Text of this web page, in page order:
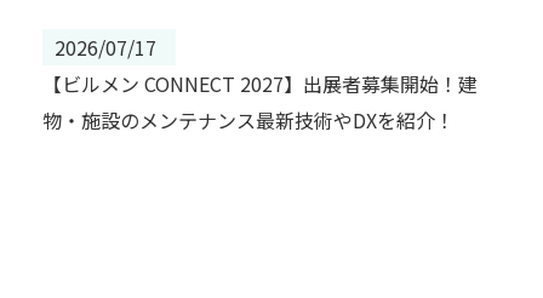
2026/07/17
【ビルメン CONNECT 2027】出展者募集開始！建
物・施設のメンテナンス最新技術やDXを紹介！